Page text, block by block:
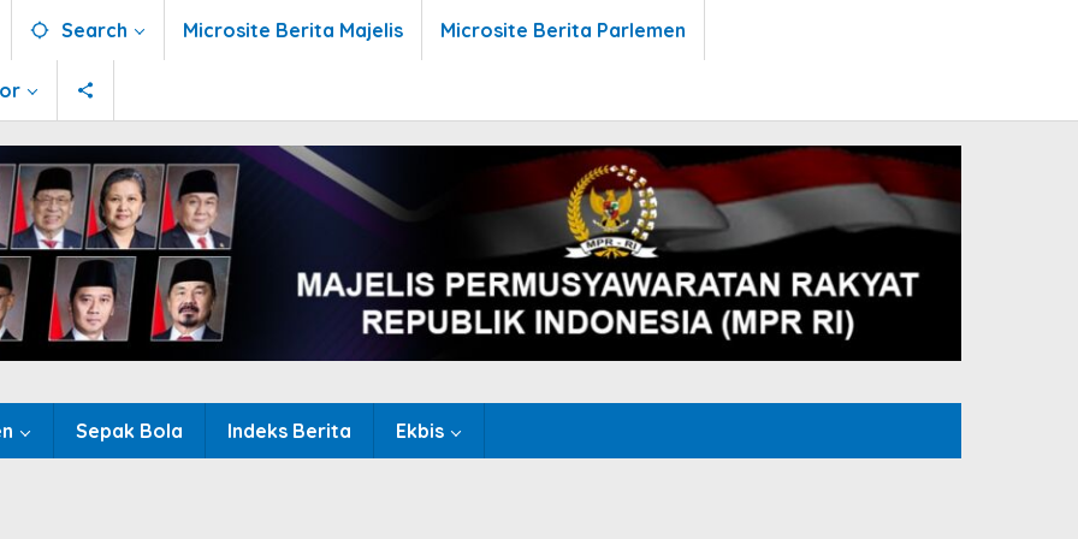
Search Microsite Berita Majelis Microsite Berita Parlemen
Sepak Bola Indeks Berita Ekbis